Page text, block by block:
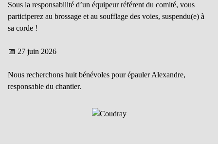
Sous la responsabilité d’un équipeur référent du comité, vous
participerez au brossage et au soufflage des voies, suspendu(e) à
sa corde !
📅 27 juin 2026
Nous recherchons huit bénévoles pour épauler Alexandre,
responsable du chantier.